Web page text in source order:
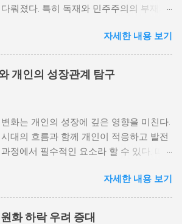
뤄졌다. 특히 독재와 민주주의의 부재가
적 파벌화와 경제·군사 체제의 불안정성이
촉매제가 된다는 사실은 우리에게 중요
훈을 준다. 정치적 불안정성과 내전 발발
치적 불안정성은 내전 발발의 핵심 요인
이 심화되고, 이로 인해 내전의 위험이
다. 이와 같은 경우, 국민들은 정부에 대
을 느끼고, 체제 전복을 위해 무장 세력
적으로도 정치적 불안정성이 높은 국가에
종 내전이 발발했던 예가 많다. 이러한
인 상황을 방지하기 위해서는 먼저 정치
자세한 내용 보기
개인의 성장관계 탐구
화는 개인의 성장에 깊은 영향을 미친다.
대의 흐름과 함께 개인이 적응하고 발전
정에서 필수적인 요소라 할 수 있다. 따
하는 것이 필요하다. 사회 변화의 의미와 구
변화란 특정 사회의 구조, 문화, 가치관
시간이 지남에 따라 변화하는 과정을 의미
자세한 내용 보기
화 하락 우려 증대